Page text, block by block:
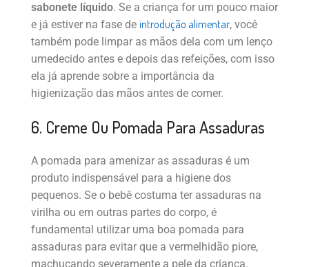
sabonete líquido. Se a criança for um pouco maior
e já estiver na fase de introdução alimentar, você
também pode limpar as mãos dela com um lenço
umedecido antes e depois das refeições, com isso
ela já aprende sobre a importância da
higienização das mãos antes de comer.
6. Creme Ou Pomada Para Assaduras
A pomada para amenizar as assaduras é um
produto indispensável para a higiene dos
pequenos. Se o bebê costuma ter assaduras na
virilha ou em outras partes do corpo, é
fundamental utilizar uma boa pomada para
assaduras para evitar que a vermelhidão piore,
machucando severamente a pele da criança.